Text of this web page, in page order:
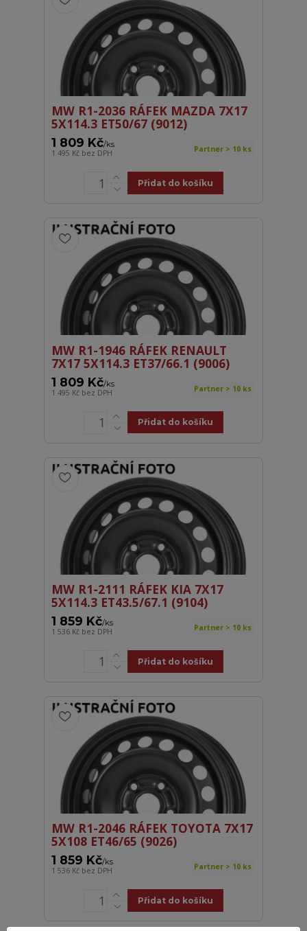
MW R1-2036 RÁFEK MAZDA 7X17
5X114.3 ET50/67 (9012)
1 809 Kč/ks
1 495 Kč bez DPH Partner > 10 ks
Přidat do košíku
MW R1-1946 RÁFEK RENAULT
7X17 5X114.3 ET37/66.1 (9006)
1 809 Kč/ks
1 495 Kč bez DPH Partner > 10 ks
Přidat do košíku
MW R1-2111 RÁFEK KIA 7X17
5X114.3 ET43.5/67.1 (9104)
1 859 Kč/ks
1 536 Kč bez DPH Partner > 10 ks
Přidat do košíku
MW R1-2046 RÁFEK TOYOTA 7X17
5X108 ET46/65 (9026)
1 859 Kč/ks
1 536 Kč bez DPH Partner > 10 ks
Přidat do košíku